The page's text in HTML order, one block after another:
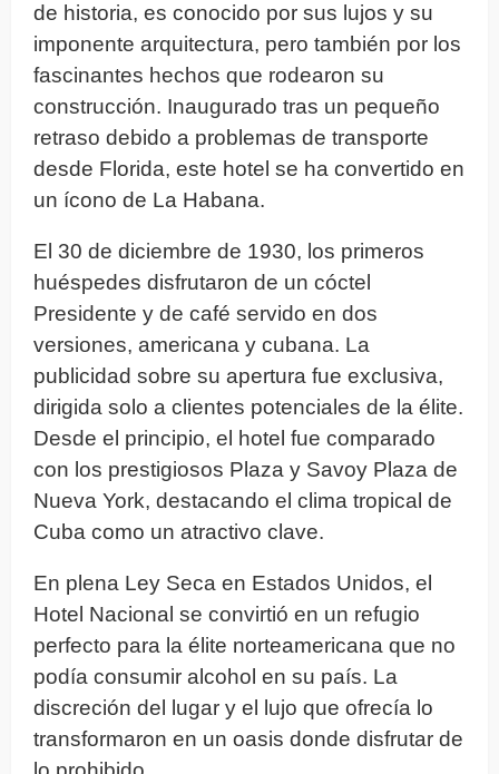
de historia, es conocido por sus lujos y su
imponente arquitectura, pero también por los
fascinantes hechos que rodearon su
construcción. Inaugurado tras un pequeño
retraso debido a problemas de transporte
desde Florida, este hotel se ha convertido en
un ícono de La Habana.
El 30 de diciembre de 1930, los primeros
huéspedes disfrutaron de un cóctel
Presidente y de café servido en dos
versiones, americana y cubana. La
publicidad sobre su apertura fue exclusiva,
dirigida solo a clientes potenciales de la élite.
Desde el principio, el hotel fue comparado
con los prestigiosos Plaza y Savoy Plaza de
Nueva York, destacando el clima tropical de
Cuba como un atractivo clave.
En plena Ley Seca en Estados Unidos, el
Hotel Nacional se convirtió en un refugio
perfecto para la élite norteamericana que no
podía consumir alcohol en su país. La
discreción del lugar y el lujo que ofrecía lo
transformaron en un oasis donde disfrutar de